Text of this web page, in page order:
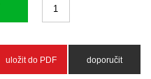
uložit do PDF doporučit